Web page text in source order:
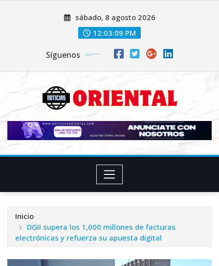
sábado, 8 agosto 2026
12:03:11 PM
Síguenos
Inicio
DGII supera los 1,000 millones de facturas
electrónicas y refuerza su apuesta digital